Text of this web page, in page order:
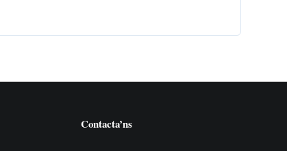
Contacta’ns